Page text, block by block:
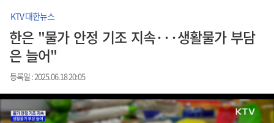
KTV 대한뉴스
한은 "물가 안정 기조 지속···생활물가 부담
은 늘어"
등록일 : 2025.06.18 20:05